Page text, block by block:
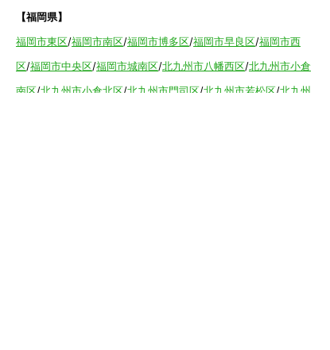
【福岡県】
福岡市東区/福岡市南区/福岡市博多区/福岡市早良区/福岡市西
区/福岡市中央区/福岡市城南区/北九州市八幡西区/北九州市小倉
南区/北九州市小倉北区/北九州市門司区/北九州市若松区/北九州